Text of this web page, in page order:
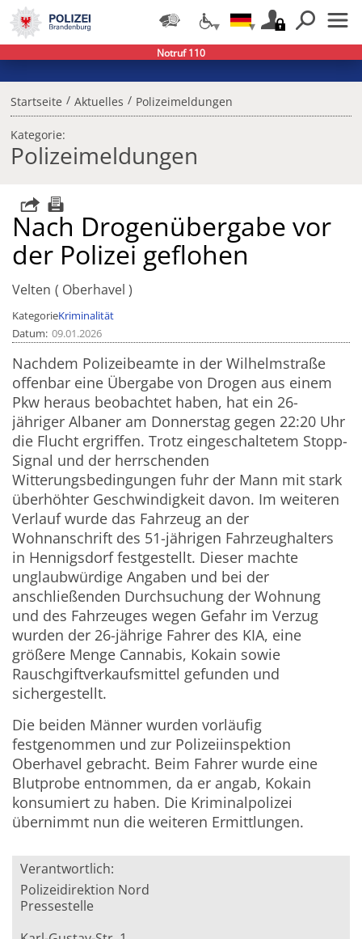
Startseite / Aktuelles / Polizeimeldungen
Kategorie:
Polizeimeldungen
Nach Drogenübergabe vor
der Polizei geflohen
Velten Oberhavel
KategorieKriminalität
Datum 09.01.2026
Nachdem Polizeibeamte in der Wilhelmstraße
offenbar eine Übergabe von Drogen aus einem
Pkw heraus beobachtet haben, hat ein 26-
jähriger Albaner am Donnerstag gegen 22:20 Uhr
die Flucht ergriffen. Trotz eingeschaltetem Stopp-
Signal und der herrschenden
Witterungsbedingungen fuhr der Mann mit stark
überhöhter Geschwindigkeit davon. Im weiteren
Verlauf wurde das Fahrzeug an der
Wohnanschrift des 51-jährigen Fahrzeughalters
in Hennigsdorf festgestellt. Dieser machte
unglaubwürdige Angaben und bei der
anschließenden Durchsuchung der Wohnung
und des Fahrzeuges wegen Gefahr im Verzug
wurden der 26-jährige Fahrer des KIA, eine
größere Menge Cannabis, Kokain sowie
Rauschgiftverkaufsmittel gefunden und
sichergestellt.
Die beiden Männer wurden vorläufig
festgenommen und zur Polizeiinspektion
Oberhavel gebracht. Beim Fahrer wurde eine
Blutprobe entnommen, da er angab, Kokain
konsumiert zu haben. Die Kriminalpolizei
übernimmt nun die weiteren Ermittlungen.
Verantwortlich:
Polizeidirektion Nord
Pressestelle
Notruf 110